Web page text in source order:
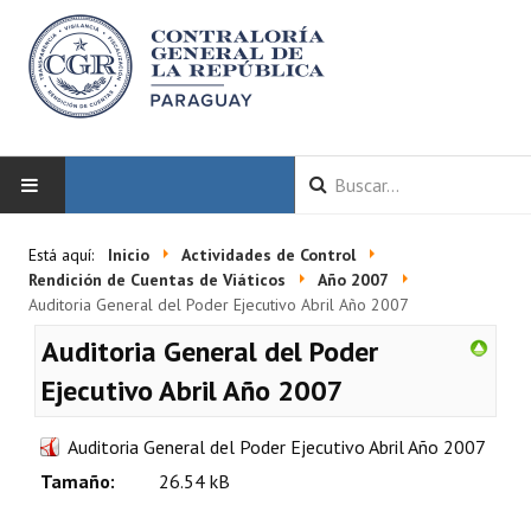
LA CGR
Autoridades
Misión y Visión
Marco Normativo
Está aquí: Inicio
Actividades de Control
Rendición de Cuentas de Viáticos
Año 2007
Auditoria General del Poder Ejecutivo Abril Año 2007
Auditoria General del Poder
Ejecutivo Abril Año 2007
Auditoria General del Poder Ejecutivo Abril Año 2007
Tamaño:
26.54 kB